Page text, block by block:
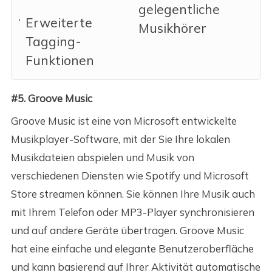
Erweiterte
Tagging-
Funktionen
gelegentliche
Musikhörer
#5. Groove Music
Groove Music ist eine von Microsoft entwickelte
Musikplayer-Software, mit der Sie Ihre lokalen
Musikdateien abspielen und Musik von
verschiedenen Diensten wie Spotify und Microsoft
Store streamen können. Sie können Ihre Musik auch
mit Ihrem Telefon oder MP3-Player synchronisieren
und auf andere Geräte übertragen. Groove Music
hat eine einfache und elegante Benutzeroberfläche
und kann basierend auf Ihrer Aktivität automatische